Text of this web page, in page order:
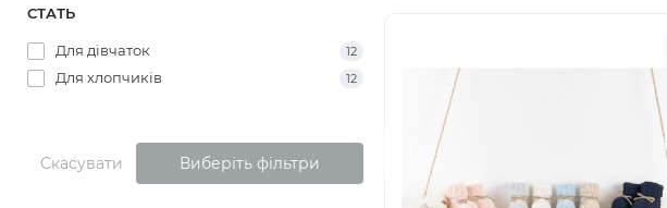
СТАТЬ
Для дівчаток 12
Для хлопчиків 12
Скасувати Виберіть фільтри